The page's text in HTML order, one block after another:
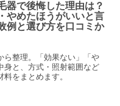
器で後悔した理由は？
やめたほうがいいと言
例と選び方を口コミか
ら整理。「効果ない」「や
身と、方式・照射範囲など
をまとめます。